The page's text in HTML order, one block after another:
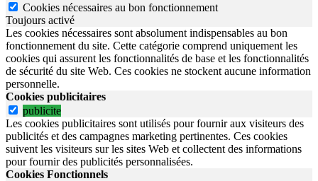
Cookies nécessaires au bon fonctionnement
Toujours activé
Les cookies nécessaires sont absolument indispensables au bon
fonctionnement du site. Cette catégorie comprend uniquement les
cookies qui assurent les fonctionnalités de base et les fonctionnalités
de sécurité du site Web. Ces cookies ne stockent aucune information
personnelle.
Cookies publicitaires
publicite
Les cookies publicitaires sont utilisés pour fournir aux visiteurs des
publicités et des campagnes marketing pertinentes. Ces cookies
suivent les visiteurs sur les sites Web et collectent des informations
pour fournir des publicités personnalisées.
Cookies Fonctionnels